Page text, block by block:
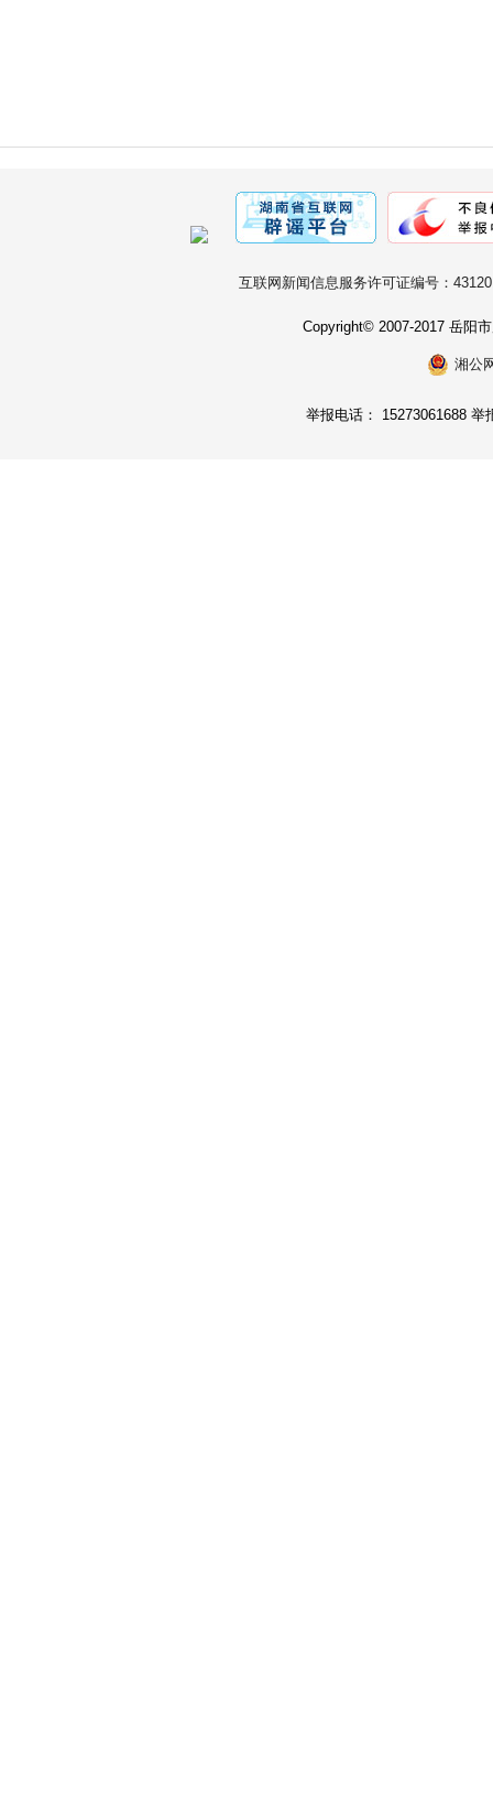
互联网新闻信息服务许可证编号：
Copyright© 2007-2017 岳阳
湘公
举报电话： 15273061688